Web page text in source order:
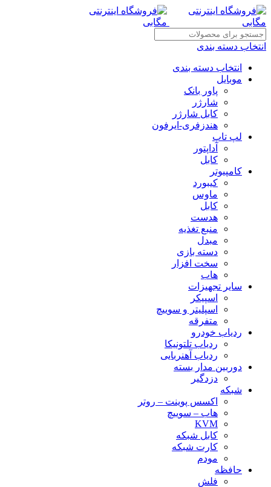
انتخاب دسته بندی
انتخاب دسته بندی
موبایل
پاور بانک
شارژر
کابل شارژر
هندزفری-ایرفون
لپ تاپ
آداپتور
کابل
کامپیوتر
کیبورد
ماوس
کابل
هدست
منبع تغذیه
مبدل
دسته بازی
سخت افزار
هاب
سایر تجهیزات
اسپیکر
اسپلیتر و سوییچ
متفرقه
ردیاب خودرو
ردیاب تلتونیکا
ردیاب آهنربایی
دوربین مدار بسته
دزدگیر
شبکه
اکسس پوینت – روتر
هاب – سوییچ
KVM
کابل شبکه
کارت شبکه
مودم
حافظه
فلش